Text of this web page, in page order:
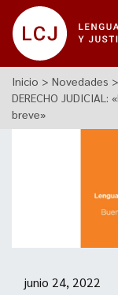
Inicio > Novedades >
DERECHO
breve»
junio 24, 2022